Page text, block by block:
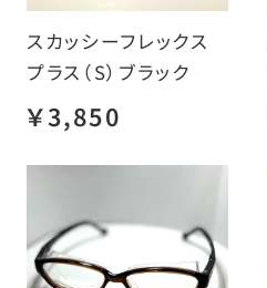
スカッシーフレックス
プラス（S）ブラック
￥3,850